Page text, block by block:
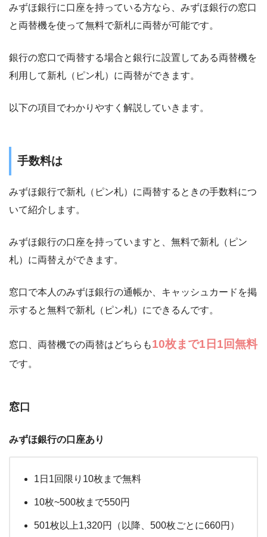
みずほ銀行に口座を持っている方なら、みずほ銀行の窓口
と両替機を使って無料で新札に両替が可能です。
銀行の窓口で両替する場合と銀行に設置してある両替機を
利用して新札（ピン札）に両替ができます。
以下の項目でわかりやすく解説していきます。
手数料は
みずほ銀行で新札（ピン札）に両替するときの手数料につ
いて紹介します。
みずほ銀行の口座を持っていますと、無料で新札（ピン
札）に両替えができます。
窓口で本人のみずほ銀行の通帳か、キャッシュカードを掲
示すると無料で新札（ピン札）にできるんです。
窓口、両替機での両替はどちらも10枚まで1日1回無料
です。
窓口
みずほ銀行の口座あり
1日1回限り10枚まで無料
10枚~500枚まで550円
501枚以上1,320円（以降、500枚ごとに660円）